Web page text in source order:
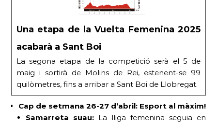
Una etapa de la Vuelta Femenina 2025
acabarà a Sant Boi
La segona etapa de la competició serà el 5 de
maig i sortirà de Molins de Rei, estenent-se 99
quilòmetres, fins a arribar a Sant Boi de Llobregat.
Cap de setmana 26-27 d’abril: Esport al màxim!
Samarreta suau: La lliga femenina seguia en